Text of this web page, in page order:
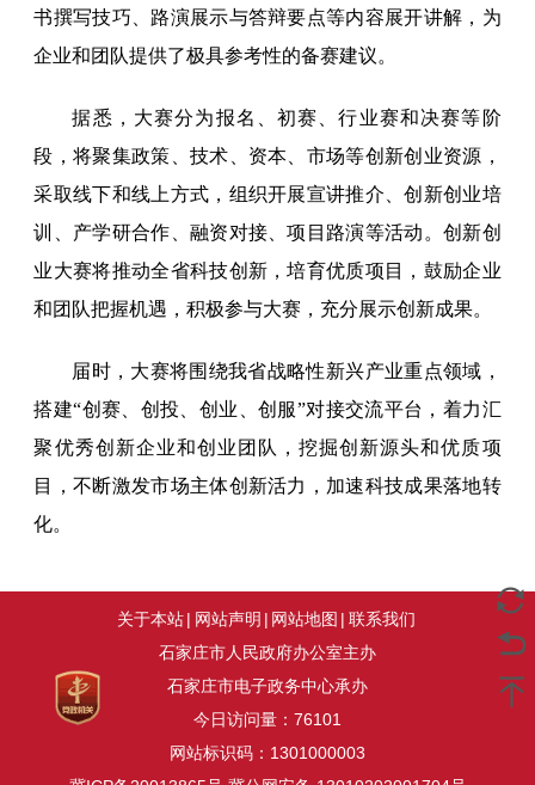
书撰写技巧、路演展示与答辩要点等内容展开讲解，为
企业和团队提供了极具参考性的备赛建议。
据悉，大赛分为报名、初赛、行业赛和决赛等阶
段，将聚集政策、技术、资本、市场等创新创业资源，
采取线下和线上方式，组织开展宣讲推介、创新创业培
训、产学研合作、融资对接、项目路演等活动。创新创
业大赛将推动全省科技创新，培育优质项目，鼓励企业
和团队把握机遇，积极参与大赛，充分展示创新成果。
届时，大赛将围绕我省战略性新兴产业重点领域，
搭建“创赛、创投、创业、创服”对接交流平台，着力汇
聚优秀创新企业和创业团队，挖掘创新源头和优质项
目，不断激发市场主体创新活力，加速科技成果落地转
化。
关于本站| 网站声明 | 网站地图 | 联系我们
石家庄市人民政府办公室主办
石家庄市电子政务中心承办
今日访问量： 76101
网站标识码：1301000003